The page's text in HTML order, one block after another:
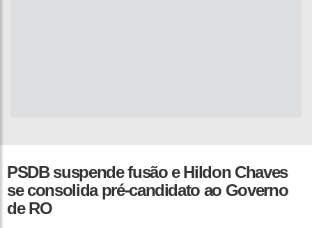
PSDB suspende fusão e Hildon Chaves
se consolida pré-candidato ao Governo
de RO